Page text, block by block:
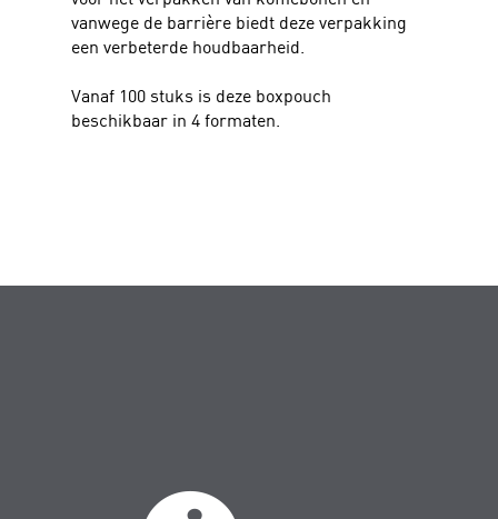
vanwege de barrière biedt deze verpakking
een verbeterde houdbaarheid.
Vanaf 100 stuks is deze boxpouch
beschikbaar in 4 formaten.